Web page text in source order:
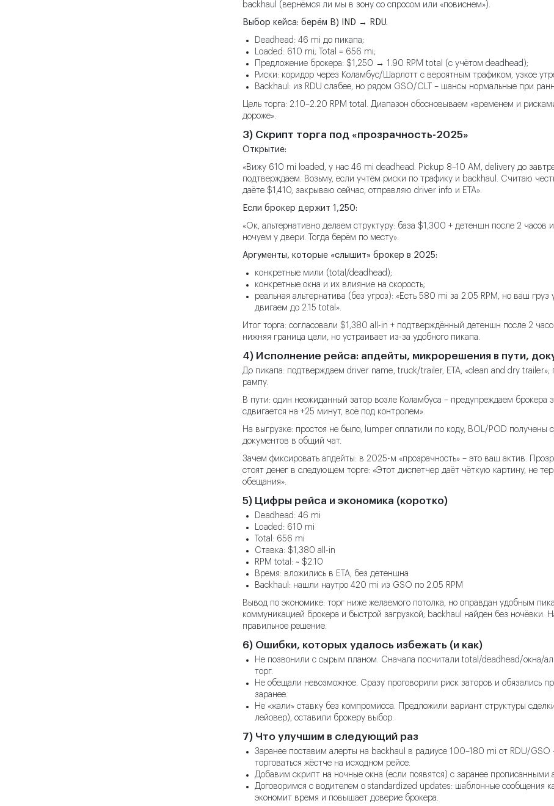
backhaul (вернёмся ли мы в зону со спросом или «повиснем»).
Выбор кейса: берём B) IND → RDU.
Deadhead: 46 mi до пикапа;
Loaded: 610 mi; Total = 656 mi;
Предложение брокера: $1,250 → 1.90 RPM total (с учётом deadhead);
Риски: коридор через Коламбус/Шарлотт с вероятным трафиком, узкое
Backhaul: из RDU слабее, но рядом GSO/CLT – шансы нормальные при
Цель торга: 2.10–2.20 RPM total. Диапазон обосновываем «временем и
дороже».
3) Скрипт торга под «прозрачность-2025»
Открытие:
«Вижу 610 mi loaded, у нас 46 mi deadhead. Pickup 8–10 AM, delivery до
подтверждаем. Возьму, если учтём риски по трафику и backhaul. Считаю
даёте $1,410, закрываю сейчас, отправляю driver info и ETA».
Если брокер держит 1,250:
«Ок, альтернативно делаем структуру: база $1,300 + детеншн после 2 часов
ночуем у двери. Тогда берём по месту».
Аргументы, которые «слышит» брокер в 2025:
конкретные мили (total/deadhead);
конкретные окна и их влияние на скорость;
реальная альтернатива (без угроз): «Есть 580 mi за 2.05 RPM, но ваш груз
двигаем до 2.15 total».
Итог торга: согласовали $1,380 all-in + подтверждённый детеншн после 2
нижняя граница цели, но устраивает из-за удобного пикапа.
4) Исполнение рейса: апдейты, микрорешения в пути,
До пикапа: подтверждаем driver name, truck/trailer, ETA, «clean and dry trailer»;
рампу.
В пути: один неожиданный затор возле Коламбуса – предупреждаем брокера
сдвигается на +25 минут, всё под контролем».
На выгрузке: простоя не было, lumper оплатили по коду, BOL/POD получены
документов в общий чат.
Зачем фиксировать апдейты: в 2025-м «прозрачность» – это ваш актив.
стоят денег в следующем торге: «Этот диспетчер даёт чёткую картину, не
обещания».
5) Цифры рейса и экономика (коротко)
Deadhead: 46 mi
Loaded: 610 mi
Total: 656 mi
Ставка: $1,380 all-in
RPM total: ~ $2.10
Время: вложились в ETA, без детеншна
Backhaul: нашли наутро 420 mi из GSO по 2.05 RPM
Вывод по экономике: торг ниже желаемого потолка, но оправдан удобным
коммуникацией брокера и быстрой загрузкой; backhaul найден без ночёвки.
правильное решение.
6) Ошибки, которых удалось избежать (и как)
Не позвонили с сырым планом. Сначала посчитали total/deadhead/окна/
торг.
Не обещали невозможное. Сразу проговорили риск заторов и обязались
заранее.
Не «жали» ставку без компромисса. Предложили вариант структуры
лейовер), оставили брокеру выбор.
7) Что улучшим в следующий раз
Заранее поставим алерты на backhaul в радиусе 100–180 mi от RDU/GSO
торговаться жёстче на исходном рейсе.
Добавим скрипт на ночные окна (если появятся) с заранее прописанными
Договоримся с водителем о standardized updates: шаблонные сообщения
экономит время и повышает доверие брокера.